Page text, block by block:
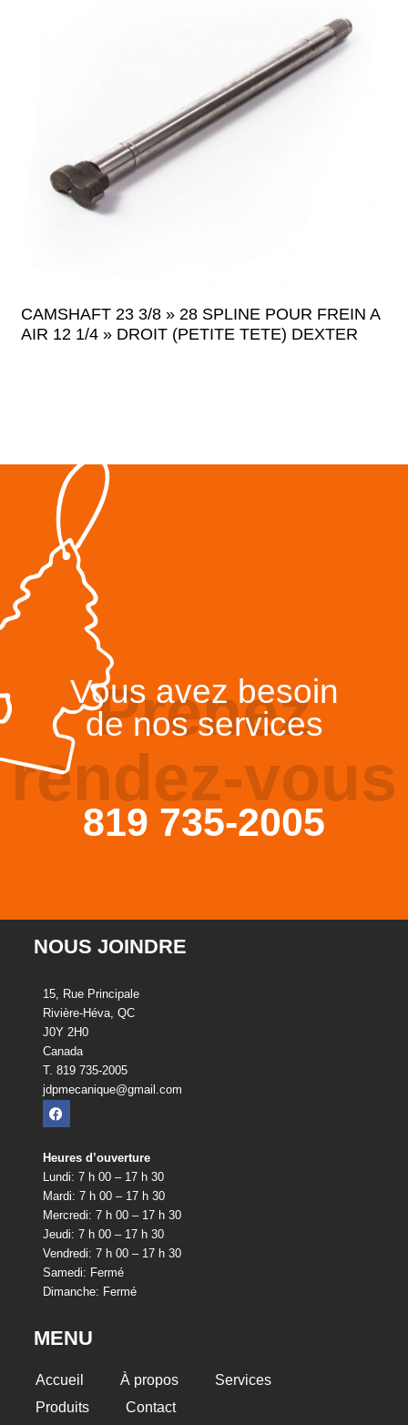
CAMSHAFT 23 3/8 » 28 SPLINE POUR FREIN A
AIR 12 1/4 » DROIT (PETITE TETE) DEXTER
Prenez
rendez-vous
Vous avez besoin
de nos services
819 735-2005
NOUS JOINDRE
15, Rue Principale
Rivière-Héva, QC
J0Y 2H0
Canada
T. 819 735-2005
jdpmecanique@gmail.com
Heures d’ouverture
Lundi: 7 h 00 – 17 h 30
Mardi: 7 h 00 – 17 h 30
Mercredi: 7 h 00 – 17 h 30
Jeudi: 7 h 00 – 17 h 30
Vendredi: 7 h 00 – 17 h 30
Samedi: Fermé
Dimanche: Fermé
MENU
Accueil À propos
Services
Produits
Contact